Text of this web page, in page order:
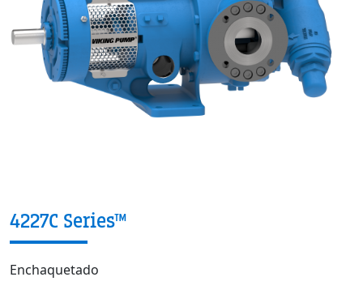
4227C Series™
Enchaquetado